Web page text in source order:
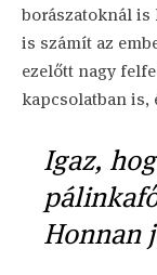
borászatoknál
is számít az
ezelőtt nagy
kapcsolatban is,
Igaz,
Honnan